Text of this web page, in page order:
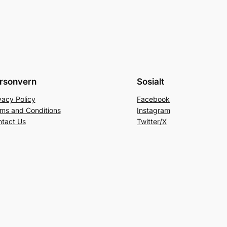
Policy
and Conditions
Us
Sosialt
Facebook
Instagram
Twitter/X